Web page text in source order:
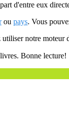
d'entre eux
ou pays. Vous
notre moteur
Bonne lecture!